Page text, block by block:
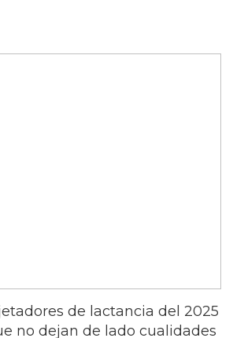
de lactancia del 2025
no dejan de lado cualidades